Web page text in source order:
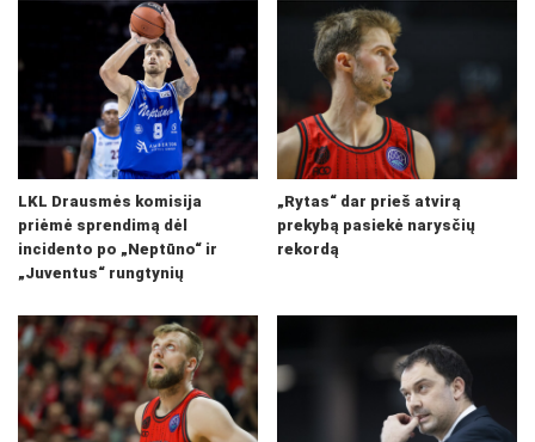
LKL Drausmės komisija
priėmė sprendimą dėl
incidento po „Neptūno“ ir
„Juventus“ rungtynių
„Rytas“ dar prieš atvirą
prekybą pasiekė narysčių
rekordą